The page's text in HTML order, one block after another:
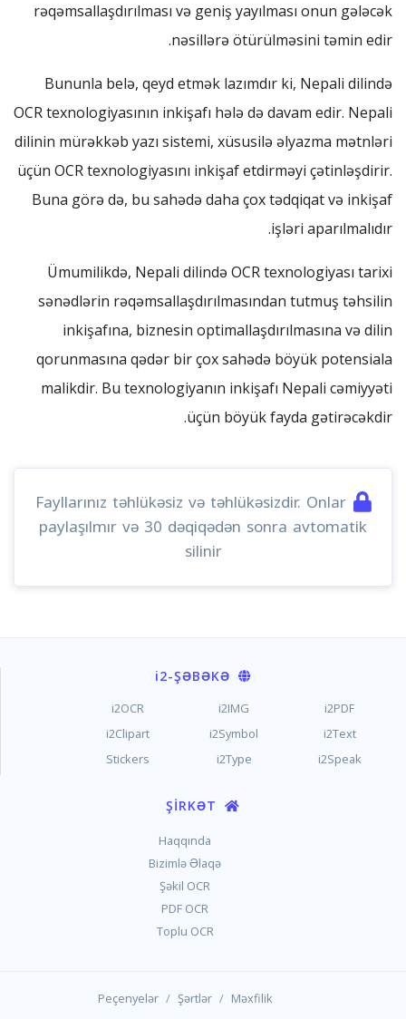
rəqəmsallaşdırılması və geniş yayılması onun gələcək
nəsillərə ötürülməsini təmin edir.
Bununla belə, qeyd etmək lazımdır ki, Nepali dilində
OCR texnologiyasının inkişafı hələ də davam edir. Nepali
dilinin mürəkkəb yazı sistemi, xüsusilə əlyazma mətnləri
üçün OCR texnologiyasını inkişaf etdirməyi çətinləşdirir.
Buna görə də, bu sahədə daha çox tədqiqat və inkişaf
işləri aparılmalıdır.
Ümumilikdə, Nepali dilində OCR texnologiyası tarixi
sənədlərin rəqəmsallaşdırılmasından tutmuş təhsilin
inkişafına, biznesin optimallaşdırılmasına və dilin
qorunmasına qədər bir çox sahədə böyük potensiala
malikdir. Bu texnologiyanın inkişafı Nepali cəmiyyəti
üçün böyük fayda gətirəcəkdir.
Fayllarınız təhlükəsiz və təhlükəsizdir. Onlar
paylaşılmır və 30 dəqiqədən sonra avtomatik
silinir
i2-ŞƏBƏKƏ
i2PDF
i2IMG
i2OCR
i2Text
i2Symbol
i2Clipart
i2Speak
i2Type
Stickers
Haqqında
Bizimlə Əlaqə
Şəkil OCR
PDF OCR
Toplu OCR
Məxfilik
/
Şərtlər
/
Peçenyelər